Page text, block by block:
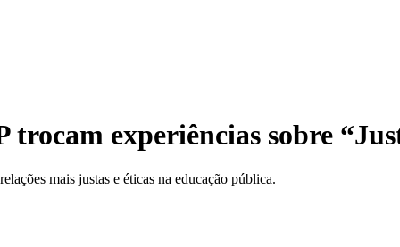
experiências sobre
mais justas e éticas na educação pública.